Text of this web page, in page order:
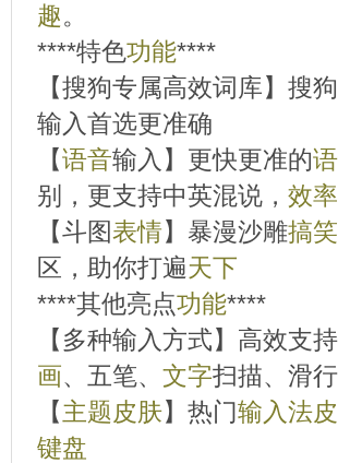
趣。
****特色功能****
【搜狗专属高效词库】搜
输入首选更准确
【语音输入】更快更准的
别，更支持中英混说， 效率
【斗图表情】暴漫沙雕搞笑
区，助你打遍天下
****其他亮点功能****
【多种输入方式】高效支持
画、五笔、 文字扫描、滑
【主题皮肤】热门输入法
键盘